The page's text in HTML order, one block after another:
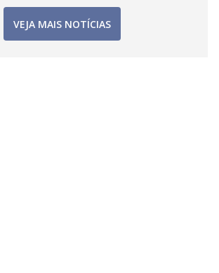
VEJA MAIS NOTÍCIAS